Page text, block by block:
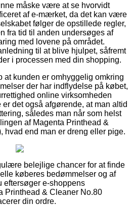
måske være at se hvorvidt
af e-mærket, da det kan være
følger de opstillede regler,
fra tid til anden undersøges af
med lovene på området.
til at blive hjulpet, såfremt
i processen med din shopping.
at kunden er omhyggelig omkring
der har indflydelse på købet,
online virksomheden
det også afgørende, at man altid
således man når som helst
af Magenta Printhead &
hvad end man er dreng eller pige.
belejlige chancer for at finde
køberes bedømmelser og af
eftersøger e-shoppens
Printhead & Cleaner No.80
din ordre.